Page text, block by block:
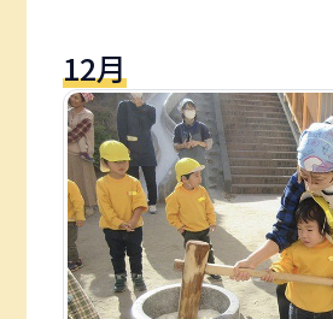
12月